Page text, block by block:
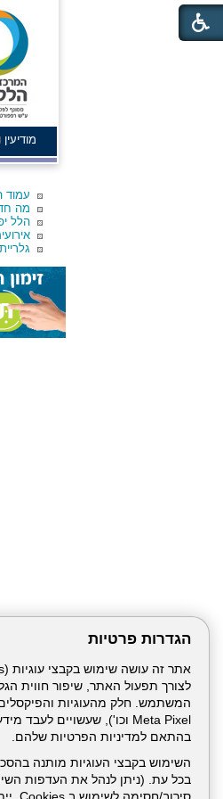
הגדרות פרטיות
לצורך תפעול האתר, שיפור חווית
בהתאם למדיניות הפרטיות שלהם.
השימוש בקבצי העוגיות מותנה
בכל עת. (ניתן לנהל את העדפות
עמוד
מה
הלל
ניהול